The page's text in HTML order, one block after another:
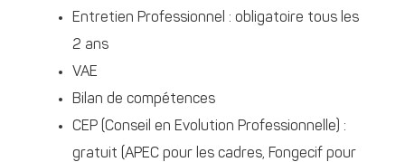
Entretien Professionnel : obligatoire tous les
2 ans
VAE
Bilan de compétences
CEP (Conseil en Evolution Professionnelle) :
gratuit (APEC pour les cadres, Fongecif pour